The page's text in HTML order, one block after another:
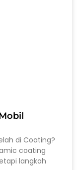
di Coating?
coating
langkah